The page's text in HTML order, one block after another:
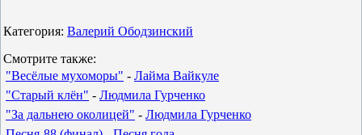
Категория: Валерий Ободзинский
Смотрите также:
"Весёлые мухоморы" - Лайма Вайкуле
"Старый клён" - Людмила Гурченко
"За дальнею околицей" - Людмила Гурченко